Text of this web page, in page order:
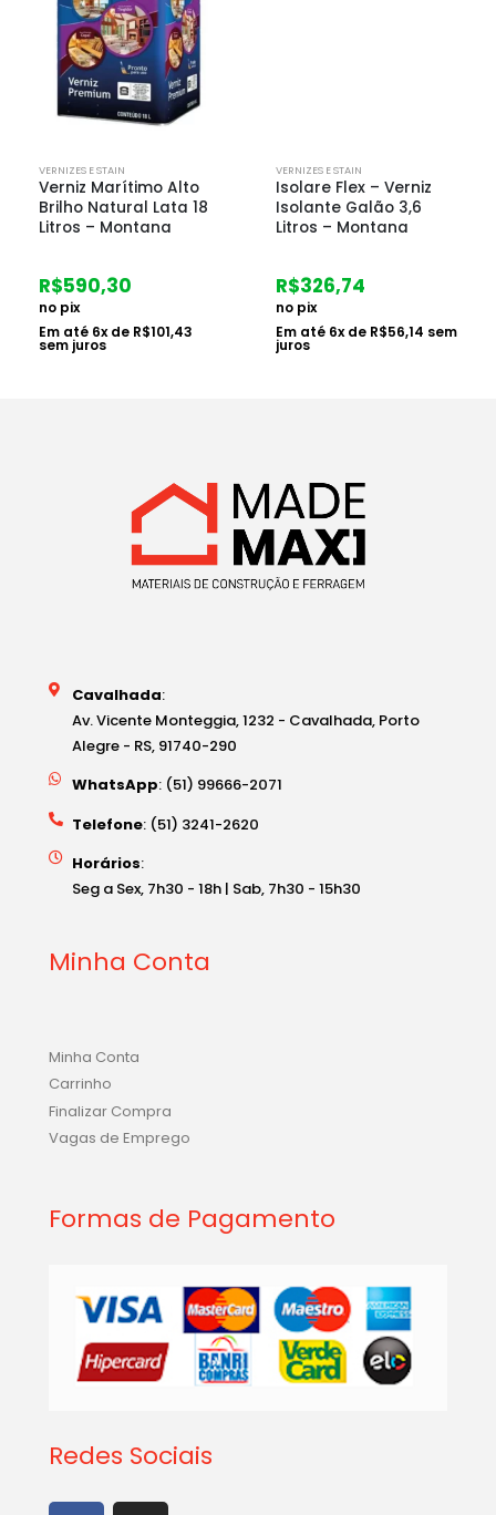
VERNIZES E STAIN
Verniz Marítimo Alto
Brilho Natural Lata 18
Litros – Montana
R$590,30
no pix
Em até 6x de R$101,43
sem juros
VERNIZES E STAIN
Isolare Flex – Verniz
Isolante Galão 3,6
Litros – Montana
R$326,74
no pix
Em até 6x de R$56,14 sem
juros
Cavalhada:
Av. Vicente Monteggia, 1232 - Cavalhada, Porto
Alegre - RS, 91740-290
WhatsApp: (51) 99666-2071
Telefone: (51) 3241-2620
Horários:
Seg a Sex, 7h30 - 18h | Sab, 7h30 - 15h30
Minha Conta
Minha Conta
Carrinho
Finalizar Compra
Vagas de Emprego
Formas de Pagamento
Redes Sociais